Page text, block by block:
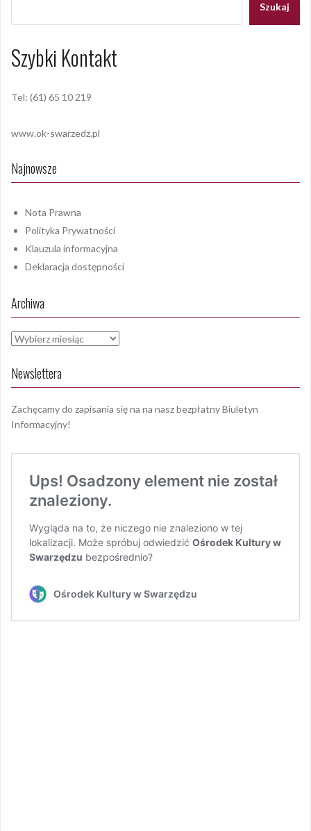
Szukaj
Szybki Kontakt
Tel: (61) 65 10 219
www.ok-swarzedz.pl
Najnowsze
Nota Prawna
Polityka Prywatności
Klauzula informacyjna
Deklaracja dostępności
Archiwa
Archiwa
Newslettera
Zachęcamy do zapisania się na na nasz bezpłatny Biuletyn
Informacyjny!